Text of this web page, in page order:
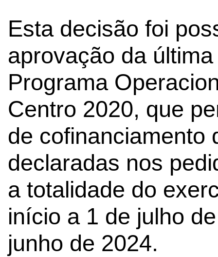
Esta decisão foi
aprovação da
Programa
Centro 2020, que
de cofinanciamento
declaradas nos
a totalidade do
início a 1 de julho
junho de 2024.